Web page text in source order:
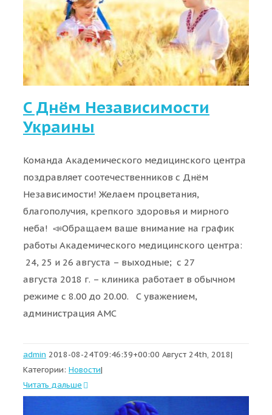
С Днём Независимости
Украины
Команда Академического медицинского центра
поздравляет соотечественников с Днём
Независимости! Желаем процветания,
благополучия, крепкого здоровья и мирного
неба! 📣Обращаем ваше внимание на график
работы Академического медицинского центра:
24, 25 и 26 августа – выходные; с 27
августа 2018 г. – клиника работает в обычном
режиме с 8.00 до 20.00. С уважением,
администрация АМС
admin 2018-08-24T09:46:39+00:00 Август 24th, 2018|
Категории: Новости|
Читать дальше